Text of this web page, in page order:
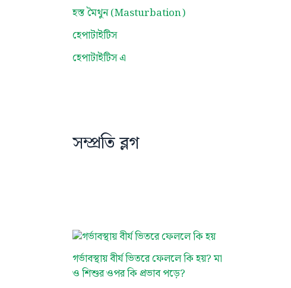
হস্ত মৈথুন (Masturbation)
হেপাটাইটিস
হেপাটাইটিস এ
সম্প্রতি ব্লগ
গর্ভাবস্থায় বীর্য ভিতরে ফেললে কি হয়? মা
ও শিশুর ওপর কি প্রভাব পড়ে?